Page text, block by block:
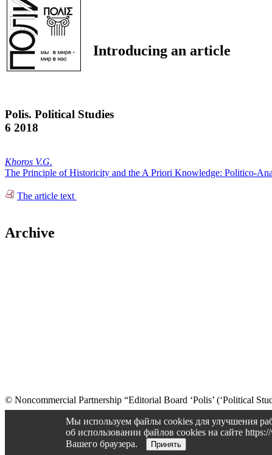
Introducing an article
Polis. Political Studies
6 2018
Khoros V.G.
The Principle of Historicity and the A Priori Knowledge: Politico-
The article text
Archive
© Noncommercial Partnership “Editorial Board ‘Polis’ (‘Political
Мы используем файлы cookies для улучшения
об использовании файлов cookies на сайте
Вашего браузера.
Принять